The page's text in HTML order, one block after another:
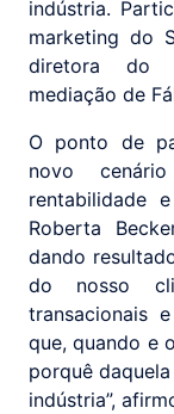
indústria.
marketing do
diretora do
mediação de
O ponto de
novo
rentabilidade
Roberta
dando
do nosso
transacionais
que, quando e
porquê
indústria”,